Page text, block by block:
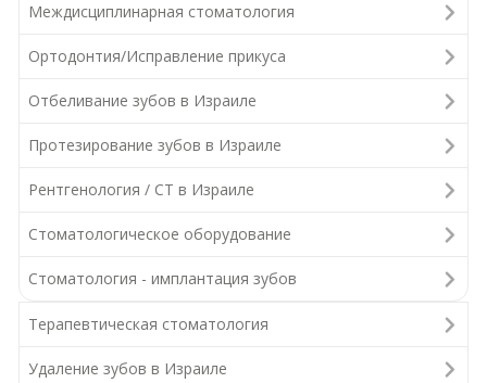
Междисциплинарная стоматология
Ортодонтия/Исправление прикуса
Отбеливание зубов в Израиле
Протезирование зубов в Израиле
Рентгенология / СТ в Израиле
Стоматологическое оборудование
Стоматология - имплантация зубов
Терапевтическая стоматология
Удаление зубов в Израиле